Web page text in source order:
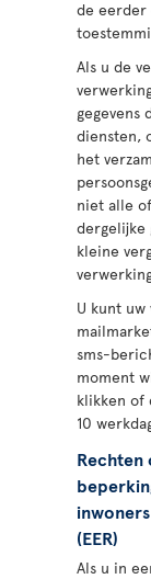
de eerder
Als u de
gegevens
diensten,
het
niet alle
dergelijke
kleine
U kunt
sms-
moment
klikken of
10
Rechten
(EER)
Als u in